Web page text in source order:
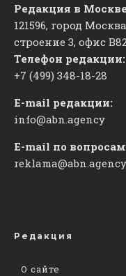
Редакция в
121596, город
строение 3, офис
Телефон редакции:
+7 (499) 348-18-28
E-mail редакции:
info@abn.agency
E-mail по
reklama@abn.agency
Редакция
О сайте